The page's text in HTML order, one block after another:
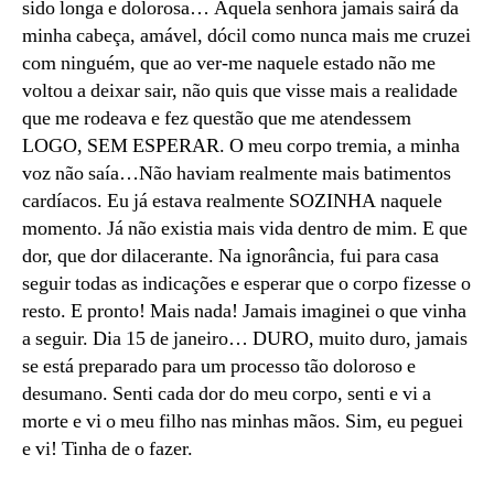
sido longa e dolorosa… Aquela senhora jamais sairá da
minha cabeça, amável, dócil como nunca mais me cruzei
com ninguém, que ao ver-me naquele estado não me
voltou a deixar sair, não quis que visse mais a realidade
que me rodeava e fez questão que me atendessem
LOGO, SEM ESPERAR. O meu corpo tremia, a minha
voz não saía…Não haviam realmente mais batimentos
cardíacos. Eu já estava realmente SOZINHA naquele
momento. Já não existia mais vida dentro de mim. E que
dor, que dor dilacerante. Na ignorância, fui para casa
seguir todas as indicações e esperar que o corpo fizesse o
resto. E pronto! Mais nada! Jamais imaginei o que vinha
a seguir. Dia 15 de janeiro… DURO, muito duro, jamais
se está preparado para um processo tão doloroso e
desumano. Senti cada dor do meu corpo, senti e vi a
morte e vi o meu filho nas minhas mãos. Sim, eu peguei
e vi! Tinha de o fazer.